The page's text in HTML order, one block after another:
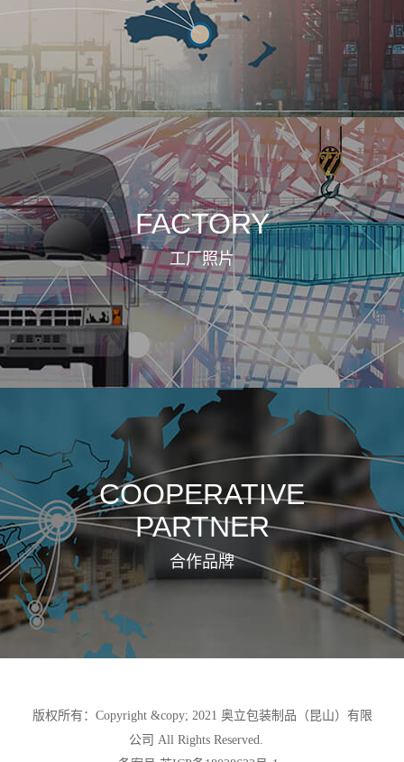
FACTORY
工厂照片
COOPERATIVE
PARTNER
合作品牌
版权所有：Copyright &copy; 2021 奥立包装制品（昆山）有限
公司 All Rights Reserved.